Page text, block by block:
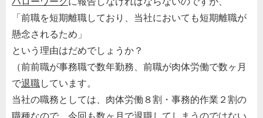
「前職を短期離職しており、当社においても短期離職が
懸念されるため」
という理由はだめでしょうか？
（前前職が事務職で数年勤務、前職が肉体労働で数ヶ月
で退職しています。
当社の職務としては、肉体労働８割・事務的作業２割の